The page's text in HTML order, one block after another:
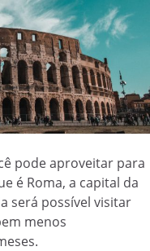
pode aproveitar para
é Roma, a capital da
será possível visitar
menos